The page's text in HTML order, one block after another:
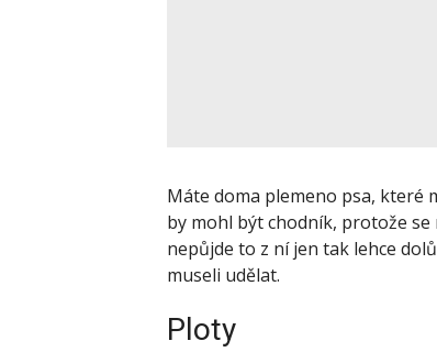
Máte doma plemeno psa, které
by mohl být chodník, protože
nepůjde to z ní jen tak lehce
museli udělat.
Ploty